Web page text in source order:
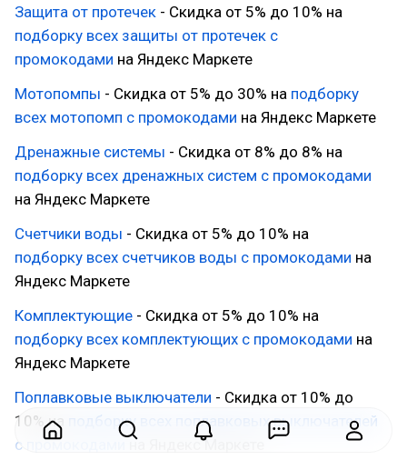
Защита от протечек - Скидка от 5% до 10% на
подборку всех защиты от протечек с
промокодами на Яндекс Маркете
Мотопомпы - Скидка от 5% до 30% на подборку
всех мотопомп с промокодами на Яндекс Маркете
Дренажные системы - Скидка от 8% до 8% на
подборку всех дренажных систем с промокодами
на Яндекс Маркете
Счетчики воды - Скидка от 5% до 10% на
подборку всех счетчиков воды с промокодами на
Яндекс Маркете
Комплектующие - Скидка от 5% до 10% на
подборку всех комплектующих с промокодами на
Яндекс Маркете
Поплавковые выключатели - Скидка от 10% до
10% на
подборку всех поплавковых выключателей
с промокодами
на Яндекс Маркете